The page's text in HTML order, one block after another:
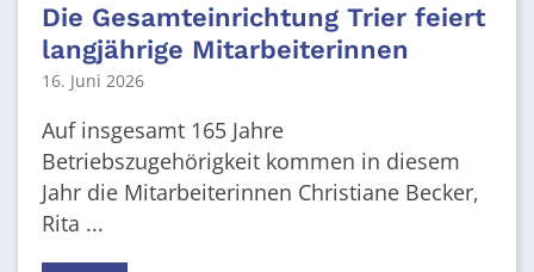
Die Gesamteinrichtung Trier feiert
langjährige Mitarbeiterinnen
16. Juni 2026
Auf insgesamt 165 Jahre
Betriebszugehörigkeit kommen in diesem
Jahr die Mitarbeiterinnen Christiane Becker,
Rita ...